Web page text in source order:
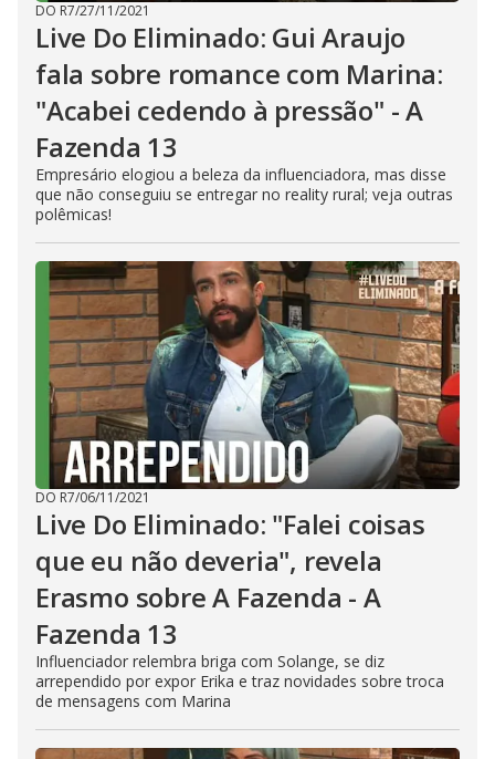
DO R7/27/11/2021
Live Do Eliminado: Gui Araujo
fala sobre romance com Marina:
"Acabei cedendo à pressão" - A
Fazenda 13
Empresário elogiou a beleza da influenciadora, mas disse
que não conseguiu se entregar no reality rural; veja outras
polêmicas!
DO R7/06/11/2021
Live Do Eliminado: "Falei coisas
que eu não deveria", revela
Erasmo sobre A Fazenda - A
Fazenda 13
Influenciador relembra briga com Solange, se diz
arrependido por expor Erika e traz novidades sobre troca
de mensagens com Marina